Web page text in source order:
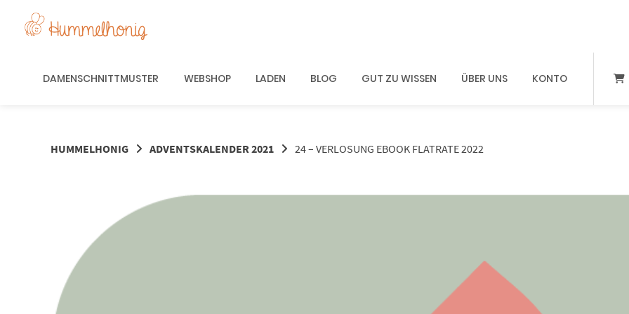
DAMENSCHNITTMUSTER WEBSHOP LADEN BLOG GUT ZU WISSEN ÜBER UNS KONTO
HUMMELHONIG ADVENTSKALENDER 2021 24 – VERLOSUNG EBOOK FLATRATE 2022